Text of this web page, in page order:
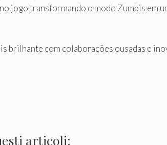
jogo transformando o modo Zumbis em
brilhante com colaborações ousadas e
articoli: